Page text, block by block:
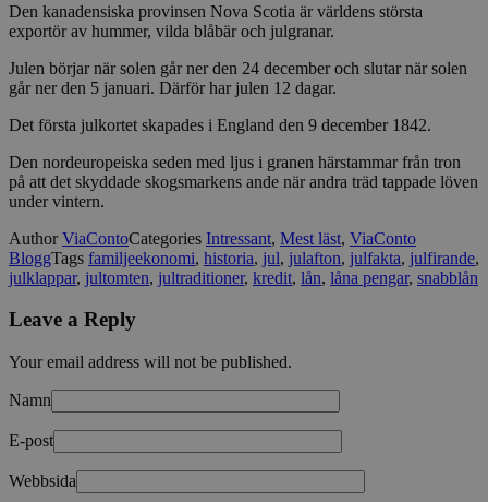
Den kanadensiska provinsen Nova Scotia är världens största
exportör av hummer, vilda blåbär och julgranar.
Julen börjar när solen går ner den 24 december och slutar när solen
går ner den 5 januari. Därför har julen 12 dagar.
Det första julkortet skapades i England den 9 december 1842.
Den nordeuropeiska seden med ljus i granen härstammar från tron
på att det skyddade skogsmarkens ande när andra träd tappade löven
under vintern.
AuthorViaContoCategories Intressant, Mest läst, ViaConto
BloggTags familjeekonomi, historia, jul, julafton, julfakta, julfirande,
julklappar, jultomten, jultraditioner, kredit, lån, låna pengar, snabblån
Leave a Reply
Your email address will not be published.
Namn
E-post
Webbsida